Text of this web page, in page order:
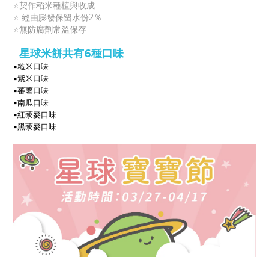
⭐️契作稻米種植與收成
⭐️ 經由膨發保留水份2％
⭐️無防腐劑常溫保存
星球米餅共有6種口味
▪️糙米口味
▪️紫米口味
▪️蕃薯口味
▪️南瓜口味
▪️紅藜麥口味
▪️黑藜麥口味